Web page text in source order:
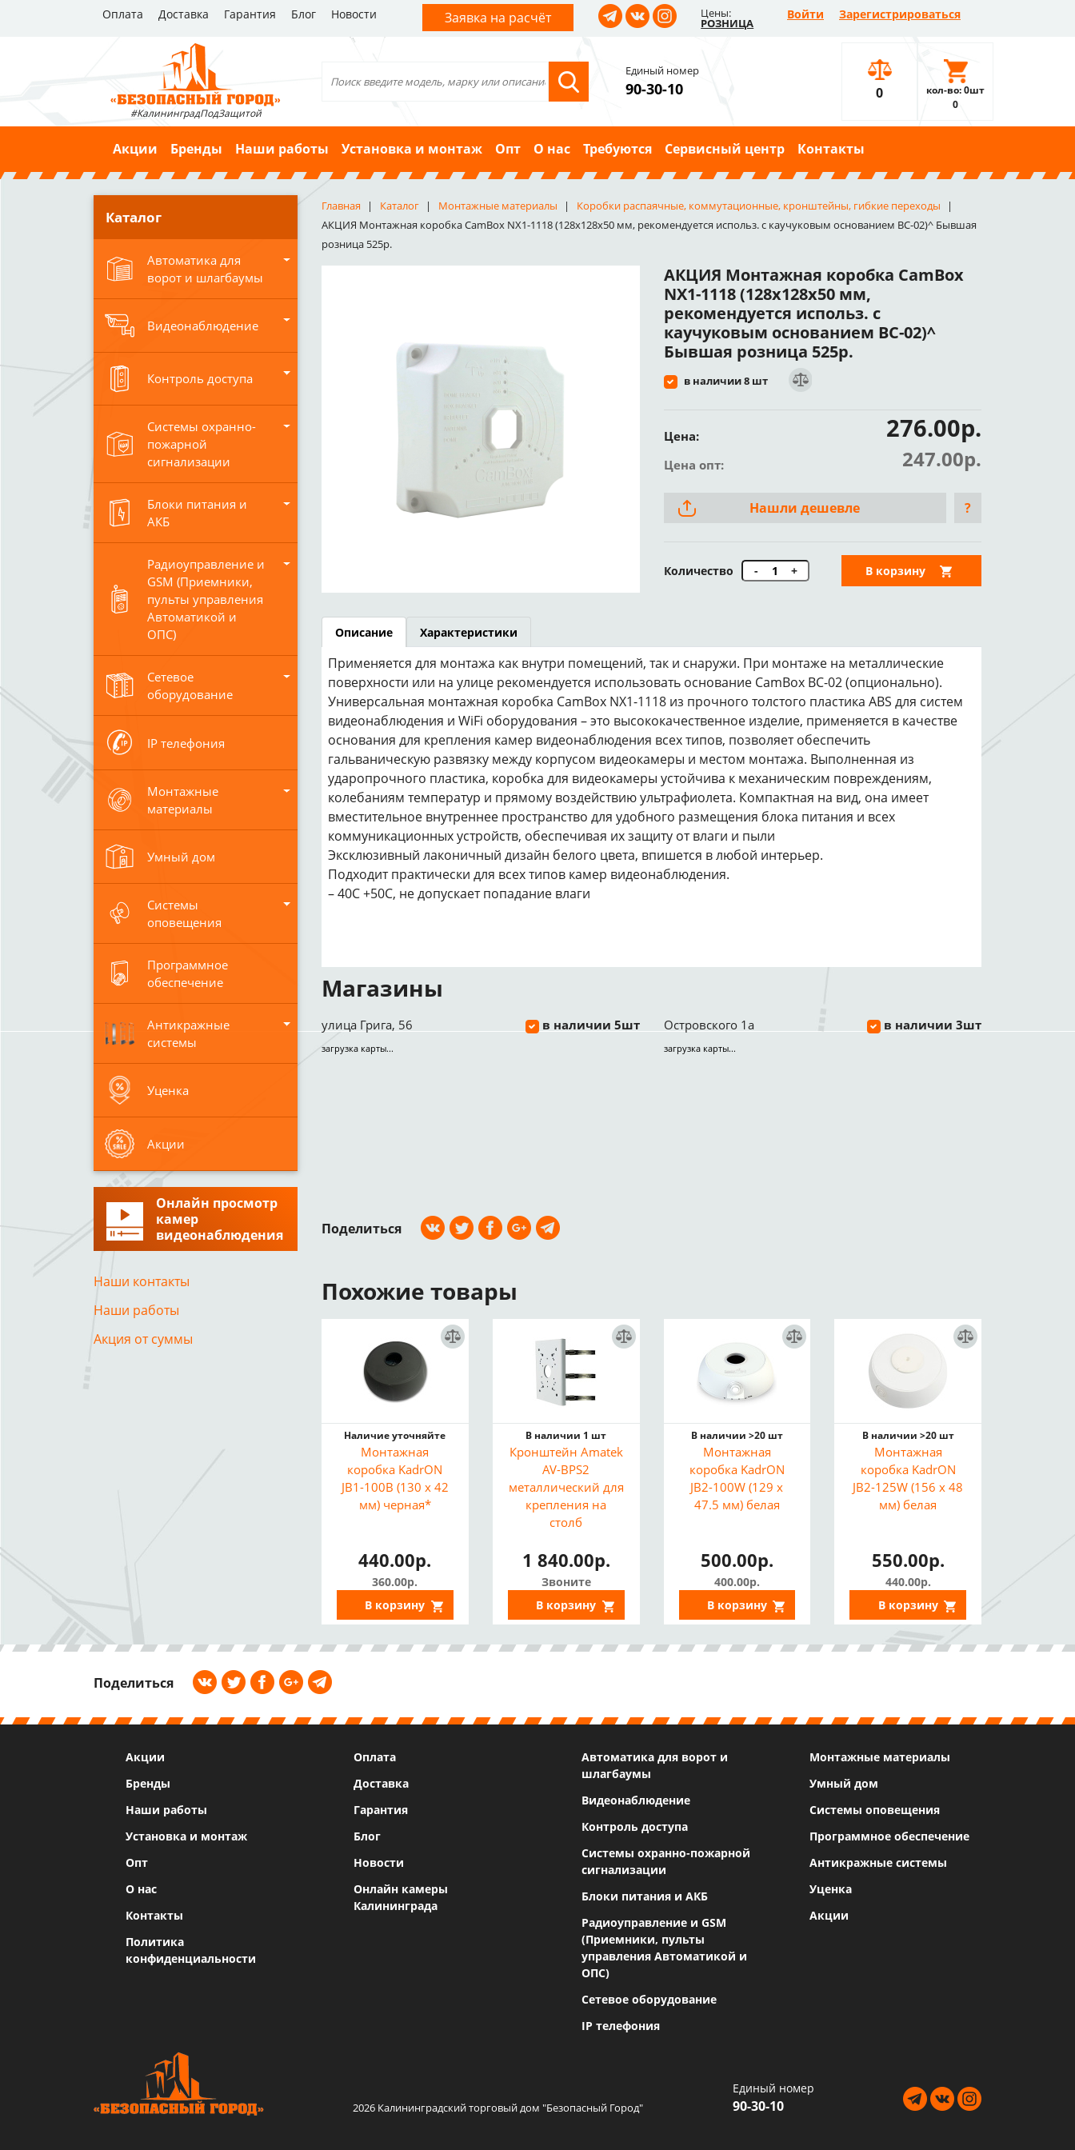
Оплата Доставка Гарантия Блог Новости Заявка на расчёт Цены:
РОЗНИЦА
Войти Зарегистрироваться
#КалининградПодЗащитой
Единый номер
90-30-10 0
кол-во: 0шт
0
Акции Бренды Наши работы Установка и монтаж Опт О нас Требуются Сервисный центр Контакты
Каталог
Автоматика для
ворот и шлагбаумы
Видеонаблюдение
Контроль доступа
Системы охранно-
пожарной
сигнализации
Блоки питания и
АКБ
Радиоуправление и
GSM (Приемники,
пульты управления
Автоматикой и
ОПС)
Сетевое
оборудование
IP телефония
Монтажные
материалы
Умный дом
Системы
оповещения
Программное
обеспечение
Антикражные
системы
Уценка
Акции
Онлайн просмотр
камер
видеонаблюдения
Наши контакты
Наши работы
Акция от суммы
Главная Каталог Монтажные материалы
Коробки распаячные, коммутационные, кронштейны, гибкие переходы
АКЦИЯ Монтажная коробка CamBox NX1-1118 (128x128x50 мм, рекомендуется использ. с каучуковым основанием BC-02)^ Бывшая
розница 525р.
АКЦИЯ Монтажная коробка CamBox
NX1-1118 (128x128x50 мм,
рекомендуется использ. с
каучуковым основанием BC-02)^
Бывшая розница 525р.
в наличии 8 шт
Цена: 276.00р.
Цена опт: 247.00р.
Нашли дешевле ?
Количество - + В корзину
Описание Характеристики
Применяется для монтажа как внутри помещений, так и снаружи. При монтаже на металлические
поверхности или на улице рекомендуется использовать основание CamBox BC-02 (опционально).
Универсальная монтажная коробка CamBox NX1-1118 из прочного толстого пластика ABS для систем
видеонаблюдения и WiFi оборудования – это высококачественное изделие, применяется в качестве
основания для крепления камер видеонаблюдения всех типов, позволяет обеспечить
гальваническую развязку между корпусом видеокамеры и местом монтажа. Выполненная из
ударопрочного пластика, коробка для видеокамеры устойчива к механическим повреждениям,
колебаниям температур и прямому воздействию ультрафиолета. Компактная на вид, она имеет
вместительное внутреннее пространство для удобного размещения блока питания и всех
коммуникационных устройств, обеспечивая их защиту от влаги и пыли
Эксклюзивный лаконичный дизайн белого цвета, впишется в любой интерьер.
Подходит практически для всех типов камер видеонаблюдения.
– 40С +50С, не допускает попадание влаги
Магазины
улица Грига, 56 в наличии 5шт
загрузка карты...
Островского 1а в наличии 3шт
загрузка карты...
Поделиться
Похожие товары
Наличие уточняйте
Монтажная
коробка KadrON
JB1-100B (130 x 42
мм) черная*
440.00р.
360.00р.
В корзину
В наличии 1 шт
Кронштейн Amatek
AV-BPS2
металлический для
крепления на
столб
1 840.00р.
Звоните
В корзину
В наличии >20 шт
Монтажная
коробка KadrON
JB2-100W (129 x
47.5 мм) белая
500.00р.
400.00р.
В корзину
В наличии >20 шт
Монтажная
коробка KadrON
JB2-125W (156 x 48
мм) белая
550.00р.
440.00р.
В корзину
Поделиться
Акции
Бренды
Наши работы
Установка и монтаж
Опт
О нас
Контакты
Политика
конфиденциальности
Оплата
Доставка
Гарантия
Блог
Новости
Онлайн камеры
Калининграда
Автоматика для ворот и
шлагбаумы
Видеонаблюдение
Контроль доступа
Системы охранно-пожарной
сигнализации
Блоки питания и АКБ
Радиоуправление и GSM
(Приемники, пульты
управления Автоматикой и
ОПС)
Сетевое оборудование
IP телефония
Монтажные материалы
Умный дом
Системы оповещения
Программное обеспечение
Антикражные системы
Уценка
Акции
2026 Калининградский торговый дом "Безопасный Город"
Единый номер
90-30-10